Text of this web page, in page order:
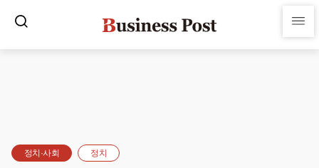
정치·사회 정치